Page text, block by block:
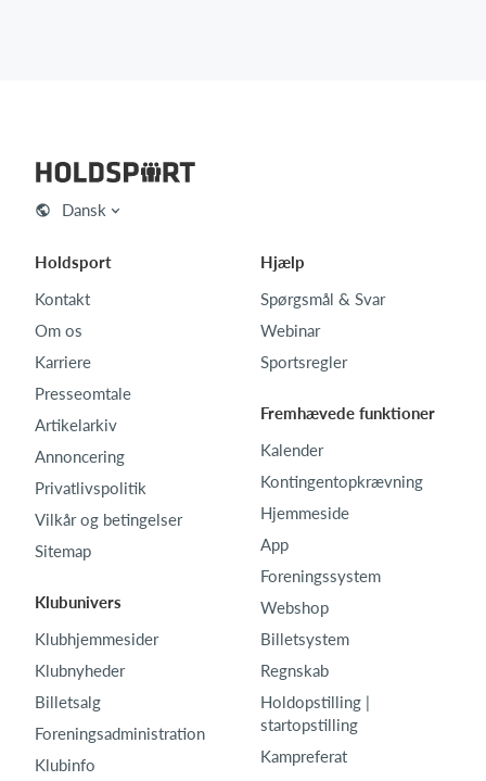
Dansk
Holdsport
Kontakt
Om os
Karriere
Presseomtale
Artikelarkiv
Annoncering
Privatlivspolitik
Vilkår og betingelser
Sitemap
Klubunivers
Klubhjemmesider
Klubnyheder
Billetsalg
Foreningsadministration
Klubinfo
Hjælp
Spørgsmål & Svar
Webinar
Sportsregler
Fremhævede funktioner
Kalender
Kontingentopkrævning
Hjemmeside
App
Foreningssystem
Webshop
Billetsystem
Regnskab
Holdopstilling |
startopstilling
Kampreferat